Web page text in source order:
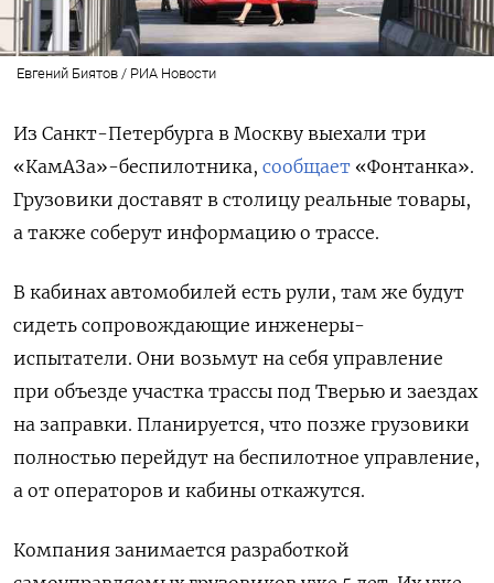
Евгений Биятов / РИА Новости
Из Санкт-Петербурга в Москву выехали три
«КамАЗа»-беспилотника, сообщает «Фонтанка».
Грузовики доставят в столицу реальные товары,
а также соберут информацию о трассе.
В кабинах автомобилей есть рули, там же будут
сидеть сопровождающие инженеры-
испытатели. Они возьмут на себя управление
при объезде участка трассы под Тверью и заездах
на заправки. Планируется, что позже грузовики
полностью перейдут на беспилотное управление,
а от операторов и кабины откажутся.
Компания занимается разработкой